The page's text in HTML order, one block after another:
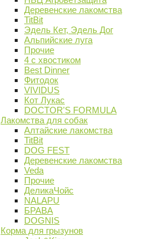
Деревенские лакомства
TitBit
Эдель Кет, Эдель Дог
Альпийские луга
Прочие
4 с хвостиком
Best Dinner
Фитодок
VIVIDUS
Кот Лукас
DOCTOR'S FORMULA
Лакомства для собак
Алтайские лакомства
TitBit
DOG FEST
Деревенские лакомства
Veda
Прочие
ДеликаЧойс
NALAPU
БРАВА
DOGNIS
Корма для грызунов